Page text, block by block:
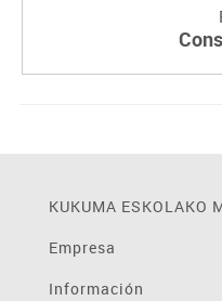
KUKUMA ESKOLAKO
Empresa
Información